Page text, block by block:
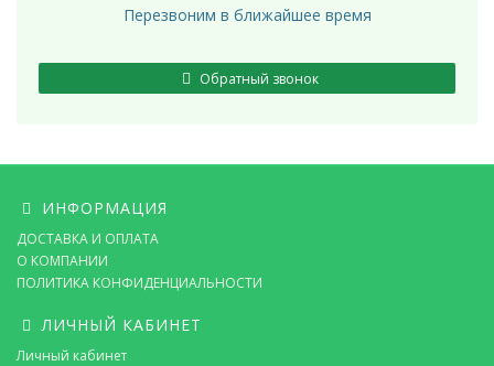
Перезвоним в ближайшее время
Обратный звонок
ИНФОРМАЦИЯ
ДОСТАВКА И ОПЛАТА
О КОМПАНИИ
ПОЛИТИКА КОНФИДЕНЦИАЛЬНОСТИ
ЛИЧНЫЙ КАБИНЕТ
Личный кабинет